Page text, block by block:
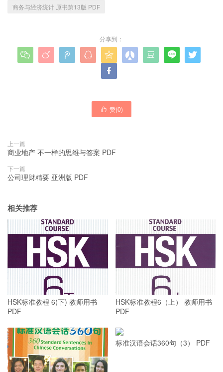
商务与经济统计 原书第13版 PDF
分享到：
       


 赞(0)
上一篇
商业地产 不一样的思维与答案 PDF
下一篇
公司理财精要 亚洲版 PDF
相关推荐
HSK标准教程 6(下) 教师用书
PDF
HSK标准教程6（上） 教师用书
PDF
标准汉语会话360句（3） PDF